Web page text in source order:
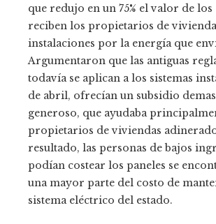
que redujo en un 75% el valor de
reciben los propietarios de
instalaciones por la energía que
Argumentaron que las antiguas
todavía se aplican a los sistemas
de abril, ofrecían un subsidio
generoso, que ayudaba
propietarios de viviendas
resultado, las personas de bajos
podían costear los paneles se
una mayor parte del costo de
sistema eléctrico del estado.